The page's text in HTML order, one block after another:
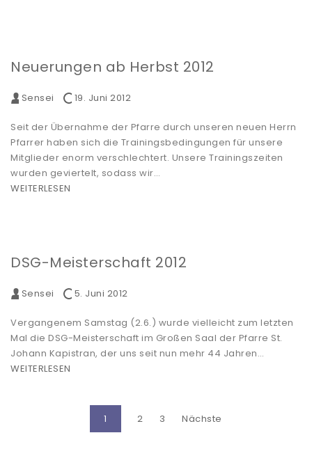
Neuerungen ab Herbst 2012
Sensei 19. Juni 2012
Seit der Übernahme der Pfarre durch unseren neuen Herrn
Pfarrer haben sich die Trainingsbedingungen für unsere
Mitglieder enorm verschlechtert. Unsere Trainingszeiten
wurden geviertelt, sodass wir…
WEITERLESEN
DSG-Meisterschaft 2012
Sensei 5. Juni 2012
Vergangenem Samstag (2.6.) wurde vielleicht zum letzten
Mal die DSG-Meisterschaft im Großen Saal der Pfarre St.
Johann Kapistran, der uns seit nun mehr 44 Jahren…
WEITERLESEN
1 2 3 Nächste